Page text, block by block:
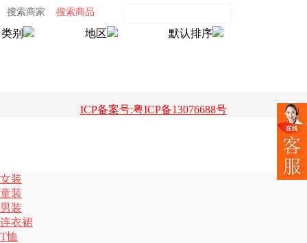
搜索商家 搜索商品
类别 地区 默认排序
ICP备案号:粤ICP备13076688号
女装
童装
男装
连衣裙
T恤